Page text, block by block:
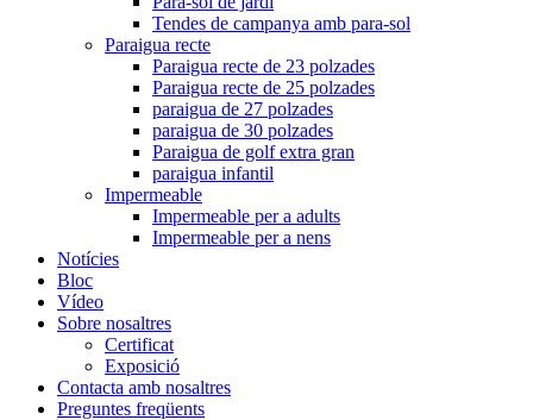
Tendes de campanya amb para-sol
Paraigua recte
Paraigua recte de 23 polzades
Paraigua recte de 25 polzades
paraigua de 27 polzades
paraigua de 30 polzades
Paraigua de golf extra gran
paraigua infantil
Impermeable
Impermeable per a adults
Impermeable per a nens
Notícies
Bloc
Vídeo
Sobre nosaltres
Certificat
Exposició
Contacta amb nosaltres
Preguntes freqüents